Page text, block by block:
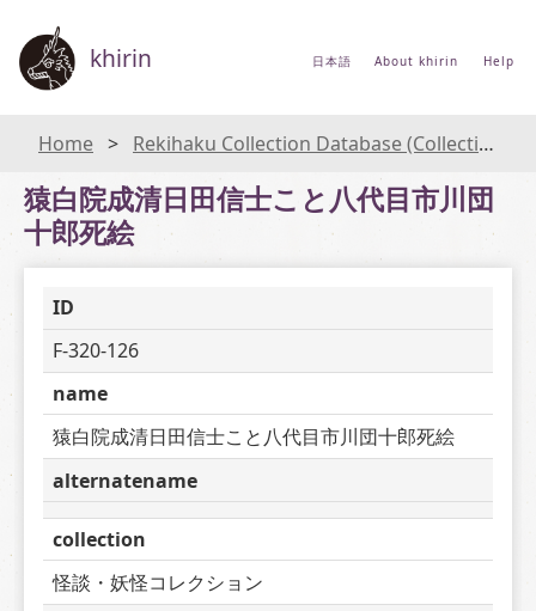
khirin 日本語 About khirin Help
Home Rekihaku Collection Database (Collections Database of the National Museum of Japanese History)
猿白院成清日田信士こと八代目市川団
十郎死絵
ID
F-320-126
name
猿白院成清日田信士こと八代目市川団十郎死絵
alternatename
collection
怪談・妖怪コレクション